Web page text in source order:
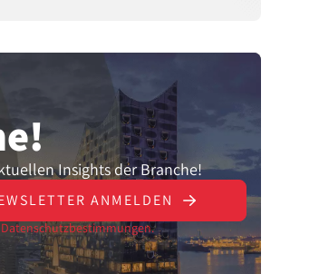
Insights der Branche!
ANMELDEN
Datenschutzbestimmungen.